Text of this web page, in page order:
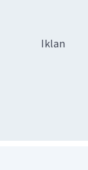
Iklan